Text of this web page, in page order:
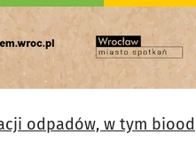
odpadów, w tym